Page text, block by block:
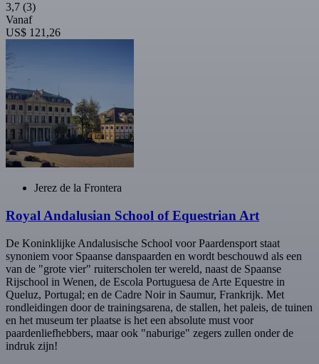
3,7 (3)
Vanaf
US$ 121,26
Jerez de la Frontera
Royal Andalusian School of Equestrian Art
De Koninklijke Andalusische School voor Paardensport staat
synoniem voor Spaanse danspaarden en wordt beschouwd als een
van de "grote vier" ruiterscholen ter wereld, naast de Spaanse
Rijschool in Wenen, de Escola Portuguesa de Arte Equestre in
Queluz, Portugal; en de Cadre Noir in Saumur, Frankrijk. Met
rondleidingen door de trainingsarena, de stallen, het paleis, de tuinen
en het museum ter plaatse is het een absolute must voor
paardenliefhebbers, maar ook "naburige" zegers zullen onder de
indruk zijn!